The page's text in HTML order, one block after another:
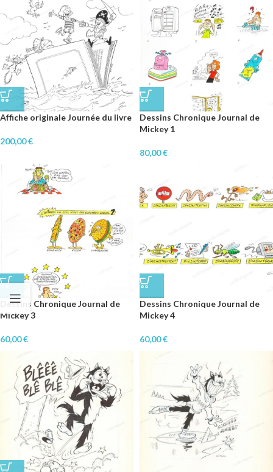
Affiche originale Journée du livre
200,00€
Dessins Chronique Journal de
Mickey 1
80,00€
Dessins Chronique Journal de
Mickey 3
60,00€
Dessins Chronique Journal de
Mickey 4
60,00€